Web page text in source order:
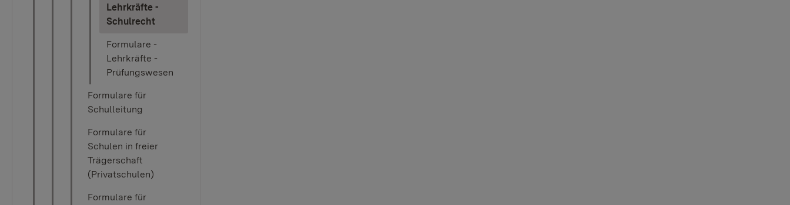
Lehrkräfte -
Schulrecht(current)
Formulare -
Lehrkräfte -
Prüfungswesen
Formulare für
Schulleitung
Formulare für
Schulen in freier
Trägerschaft
(Privatschulen)
Formulare für